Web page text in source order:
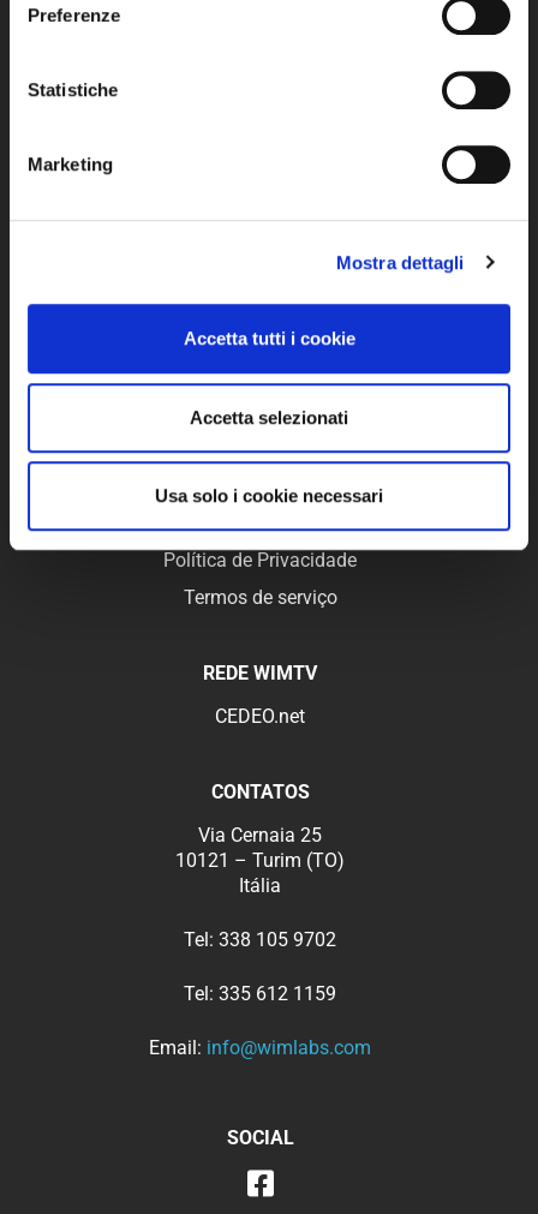
Preferenze
Statistiche
Marketing
Mostra dettagli
Accetta tutti i cookie
Accetta selezionati
Usa solo i cookie necessari
facilmente sua Web TV e seu sistema de distribuição de
Com WimTV você pode monetizar seus vídeos em pay
per view, as receitas das visualizações são creditadas
diretamente em sua conta PayPal.
FAQ
Apoio, suporte
Política de Privacidade
Termos de serviço
REDE WIMTV
CEDEO.net
CONTATOS
Via Cernaia 25
10121 – Turim (TO)
Itália
Tel: 338 105 9702
Tel: 335 612 1159
Email: info@wimlabs.com
SOCIAL